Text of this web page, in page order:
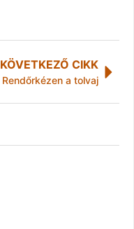
KÖVETKEZŐ CIKK
Rendőrkézen a tolvaj